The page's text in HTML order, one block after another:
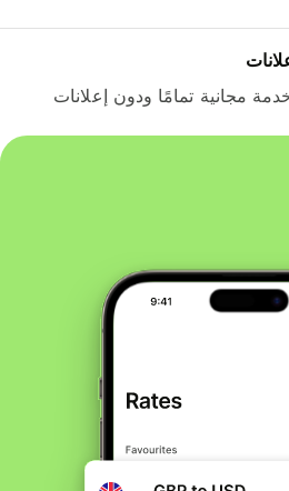
مجانية تمامًا ودون إعلانات